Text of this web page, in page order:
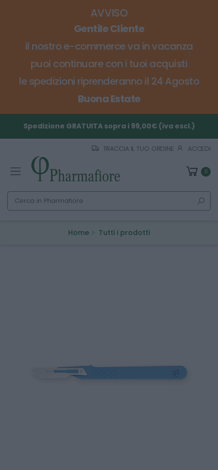
AVVISO
Gentile Cliente
il nostro e-commerce va in vacanza
puoi continuare con i tuoi acquisti
le spedizioni riprenderanno il 24 Agosto
Buona Estate
Spedizione GRATUITA sopra i 99,00€ (iva escl.)
TRACCIA IL TUO ORDINE ACCEDI
Toggle mobile menu 0
Cerca
Home Tutti i prodotti